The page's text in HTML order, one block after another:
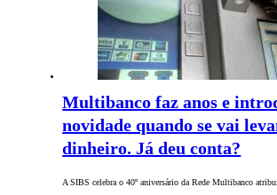
Multibanco faz anos e
novidade quando se vai
dinheiro. Já deu conta?
A SIBS celebra o 40º aniversário da Rede Multibanco